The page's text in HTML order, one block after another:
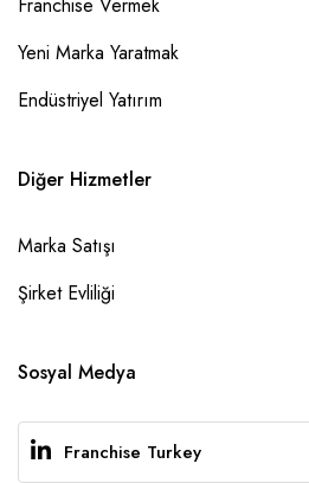
Franchise Vermek
Yeni Marka Yaratmak
Endüstriyel Yatırım
Diğer Hizmetler
Marka Satışı
Şirket Evliliği
Sosyal Medya
Franchise Turkey